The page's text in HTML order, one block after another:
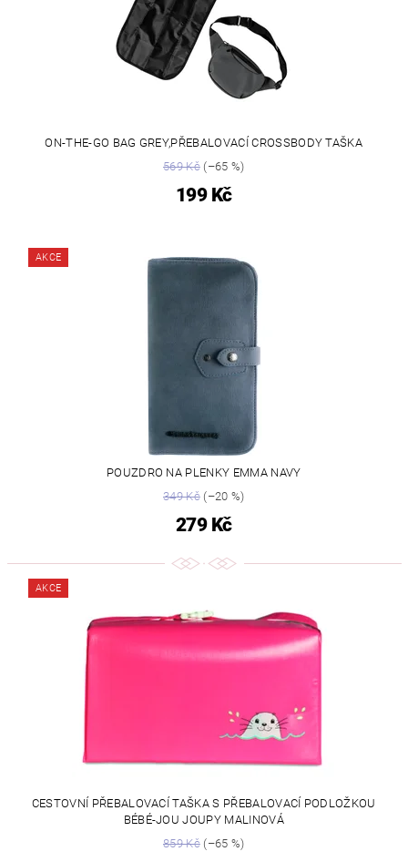
ON-THE-GO BAG GREY,PŘEBALOVACÍ CROSSBODY TAŠKA
569 Kč(–65 %)
199 Kč
AKCE
POUZDRO NA PLENKY EMMA NAVY
349 Kč(–20 %)
279 Kč
AKCE
CESTOVNÍ PŘEBALOVACÍ TAŠKA S PŘEBALOVACÍ PODLOŽKOU
BÉBÉ-JOU JOUPY MALINOVÁ
859 Kč(–65 %)